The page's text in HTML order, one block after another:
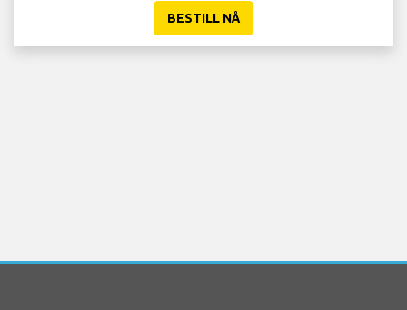
BESTILL NÅ